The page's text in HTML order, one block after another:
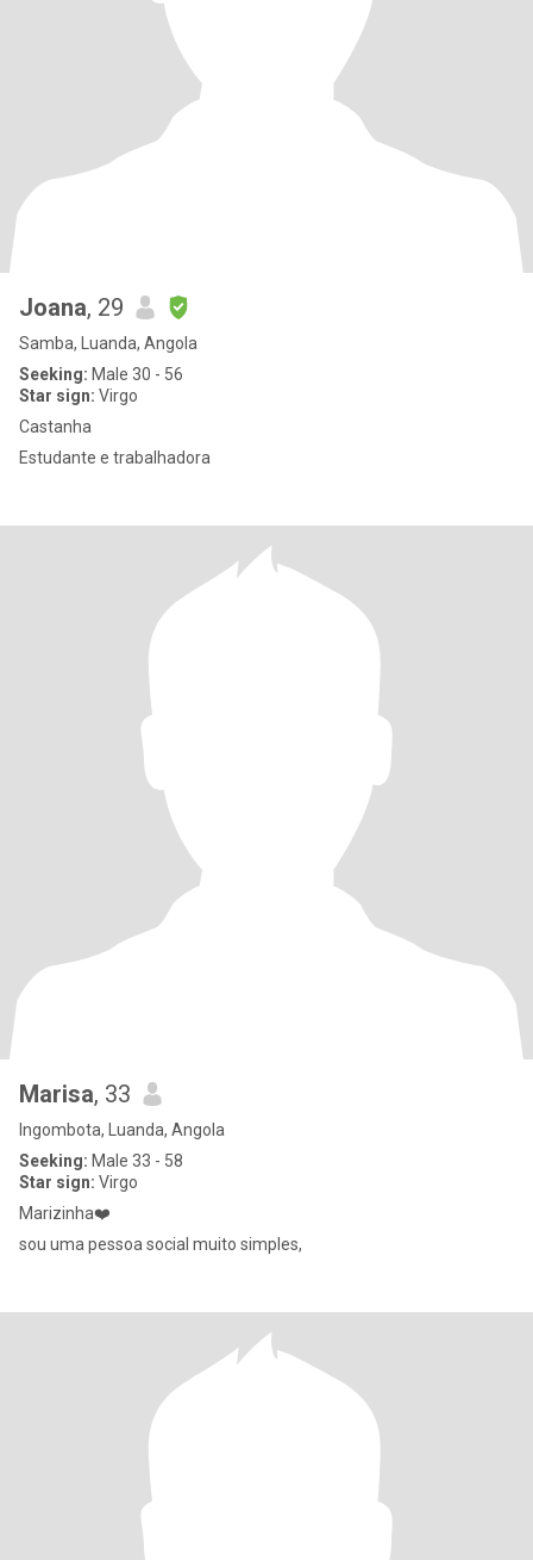
Joana, 29
Samba, Luanda, Angola
Seeking: Male 30 - 56
Star sign: Virgo
Castanha
Estudante e trabalhadora
Marisa, 33
Ingombota, Luanda, Angola
Seeking: Male 33 - 58
Star sign: Virgo
Marizinha❤️
sou uma pessoa social muito simples,